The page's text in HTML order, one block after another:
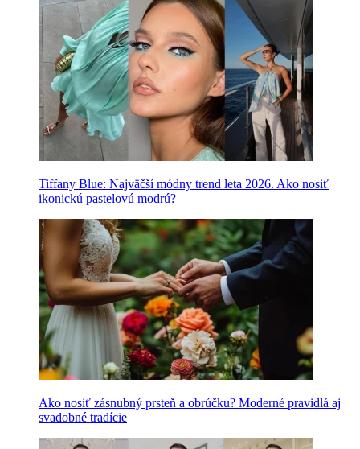
Tiffany Blue: Najväčší módny trend leta 2026. Ako nosiť
ikonickú pastelovú modrú?
Ako nosiť zásnubný prsteň a obrúčku? Moderné pravidlá aj
svadobné tradície